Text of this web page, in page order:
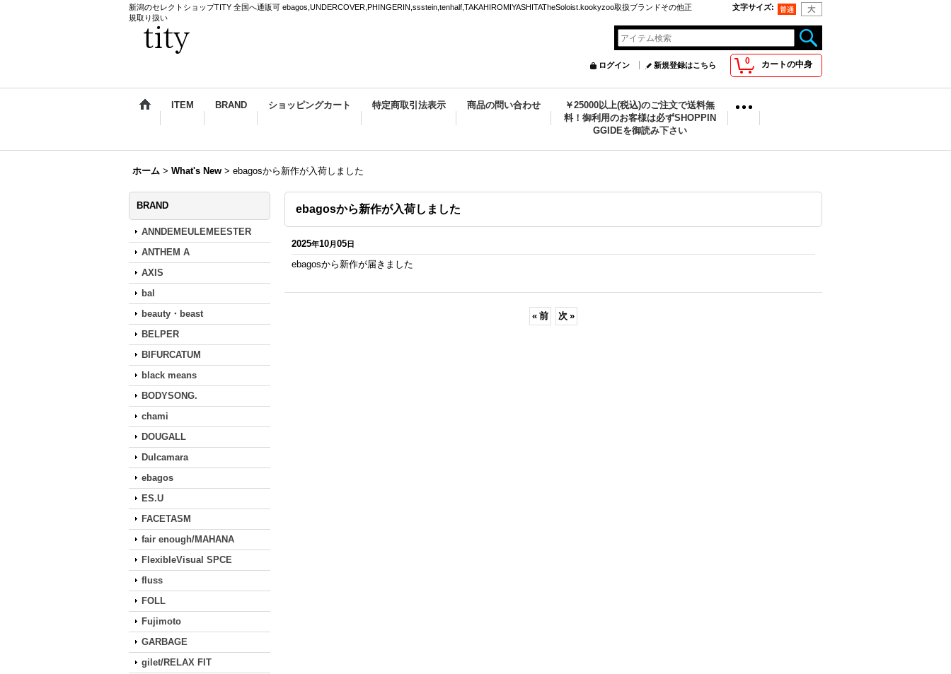
新潟のセレクトショップTITY 全国へ通販可 ebagos,UNDERCOVER,PHINGERIN,ssstein,tenhalf,TAKAHIROMIYASHITATheSoloist.kookyzoo取扱ブランドその他正
規取り扱い
文字サイズ:
0 カートの中身
ログイン 新規登録はこちら
ITEM BRAND ショッピングカート 特定商取引法表示 商品の問い合わせ
￥25000以上(税込)のご注文で送料無
料！御利用のお客様は必ずSHOPPIN
GGIDEを御読み下さい
ホーム > What's New > ebagosから新作が入荷しました
BRAND
ANNDEMEULEMEESTER
ANTHEM A
AXIS
bal
beauty・beast
BELPER
BIFURCATUM
black means
BODYSONG.
chami
DOUGALL
Dulcamara
ebagos
ES.U
FACETASM
fair enough/MAHANA
FlexibleVisual SPCE
fluss
FOLL
Fujimoto
GARBAGE
gilet/RELAX FIT
ebagosから新作が入荷しました
2025年10月05日
ebagosから新作が届きました
« 前 次 »